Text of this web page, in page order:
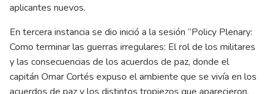
aplicantes nuevos.
En tercera instancia se dio inició a la sesión “Policy Plenary:
Como terminar las guerras irregulares: El rol de los militares
y las consecuencias de los acuerdos de paz, donde el
capitán Omar Cortés expuso el ambiente que se vivía en los